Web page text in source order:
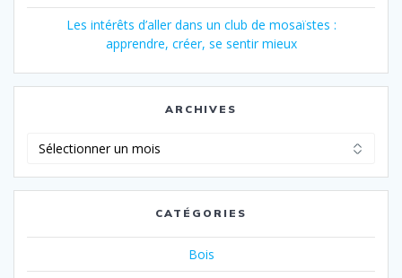
Les intérêts d’aller dans un club de mosaïstes :
apprendre, créer, se sentir mieux
ARCHIVES
CATÉGORIES
Bois